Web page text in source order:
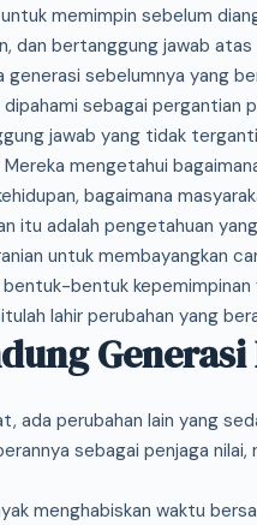
memimpin sebelum
dan bertanggung jawab
sebelumnya yang
sebagai pergantian
jawab yang tidak
mengetahui
bagaimana
itu adalah pengetahuan
untuk membayangkan
bentuk
lahir perubahan yang
Generasi
perubahan lain yang
sebagai penjaga
menghabiskan waktu